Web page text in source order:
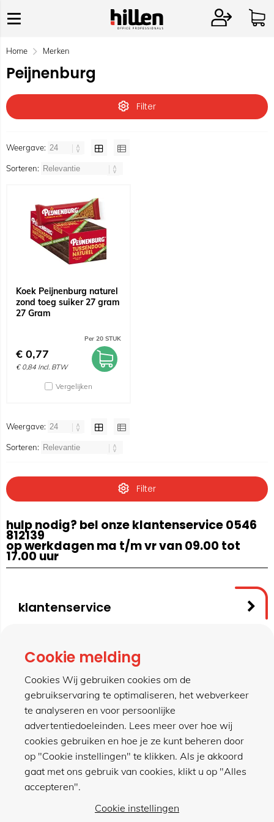
Home Merken
Peijnenburg
Filter
Weergave:
Sorteren:
Koek Peijnenburg naturel
zond toeg suiker 27 gram
27 Gram
Per 20 STUK
€ 0,77
€ 0,84 Incl. BTW
Vergelijken
Weergave:
Sorteren:
Filter
hulp nodig? bel onze klantenservice 0546
812139
op werkdagen ma t/m vr van 09.00 tot
17.00 uur
klantenservice
contact
meer van hillen
winkel
Cookie melding
Cookies Wij gebruiken cookies om de
gebruikservaring te optimaliseren, het webverkeer
te analyseren en voor persoonlijke
advertentiedoeleinden. Lees meer over hoe wij
cookies gebruiken en hoe je ze kunt beheren door
op "Cookie instellingen" te klikken. Als je akkoord
gaat met ons gebruik van cookies, klikt u op "Alles
accepteren".
Cookie instellingen